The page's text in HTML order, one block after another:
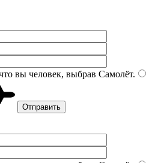
вы человек, выбрав Самолёт.